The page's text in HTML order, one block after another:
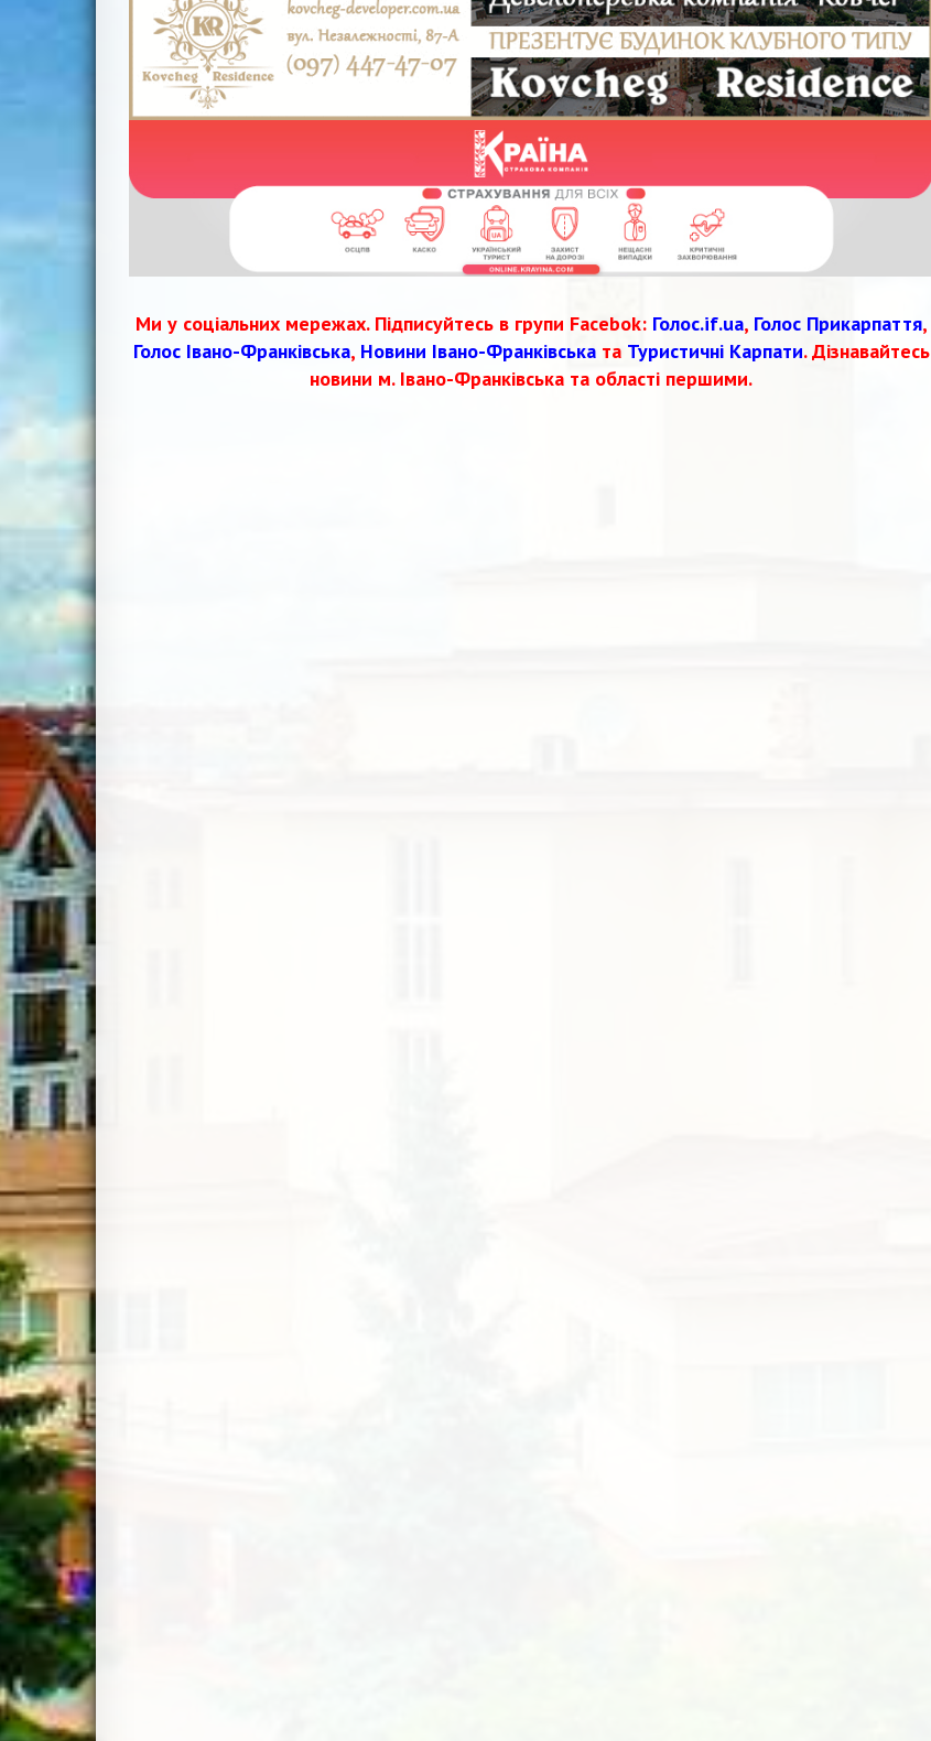
Ми у соціальних мережах. Підписуйтесь в групи Facebok: Голос.if.ua, Голос Прикарпаття,
Голос Івано-Франківська, Новини Івано-Франківськата Туристичні Карпати. Дізнавайтесь
новини м. Івано-Франківська та області першими.